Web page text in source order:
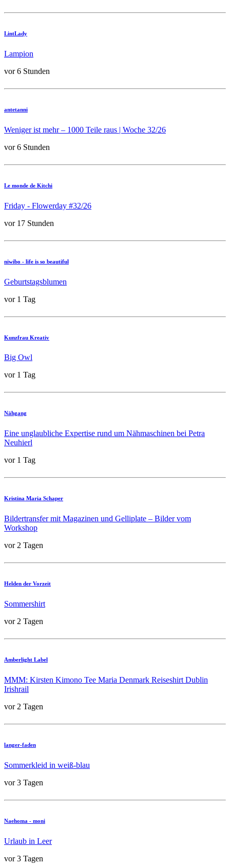
LintLady
Lampion
vor 6 Stunden
antetanni
Weniger ist mehr – 1000 Teile raus | Woche 32/26
vor 6 Stunden
Le monde de Kitchi
Friday - Flowerday #32/26
vor 17 Stunden
niwibo - life is so beautiful
Geburtstagsblumen
vor 1 Tag
Kunzfrau Kreativ
Big Owl
vor 1 Tag
Nähgang
Eine unglaubliche Expertise rund um Nähmaschinen bei Petra
Neuhierl
vor 1 Tag
Kristina Maria Schaper
Bildertransfer mit Magazinen und Gelliplate – Bilder vom
Workshop
vor 2 Tagen
Helden der Vorzeit
Sommershirt
vor 2 Tagen
Amberlight Label
MMM: Kirsten Kimono Tee Maria Denmark Reiseshirt Dublin
Irishrail
vor 2 Tagen
langer-faden
Sommerkleid in weiß-blau
vor 3 Tagen
Naehoma - moni
Urlaub in Leer
vor 3 Tagen